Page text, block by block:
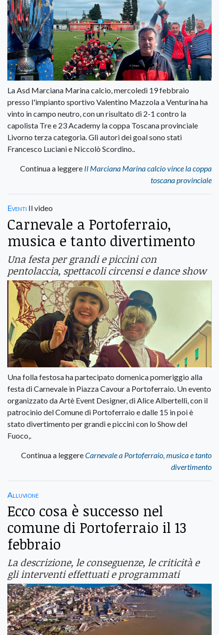
La Asd Marciana Marina calcio, mercoledì 19 febbraio
presso l'impianto sportivo Valentino Mazzola a Venturina ha
vinto in campo neutro, con un risultato di 2-1 contro la
capolista Tre e 23 Academy la coppa Toscana provinciale
Livorno terza categoria. Gli autori dei goal sono stati
Francesco Luciani e Niccolò Scordino..
Continua a leggere Il Marciana Marina calcio vince la coppa
toscana provinciale
Eventi Il video
Carnevale a Portoferraio,
musica e tanto divertimento
Una festa per grandi e piccini con
pentolaccia, spettacoli circensi e dance show
Una folla festosa ha partecipato domenica pomeriggio alla
festa di Carnevale in Piazza Cavour a Portoferraio. Un evento
organizzato da Artè Event Designer, di Alice Albertelli, con il
patrocinio del Comune di Portoferraio e dalle 15 in poi è
stato divertimento per grandi e piccini con lo Show del
Fuoco,.
Continua a leggereCarnevale a Portoferraio, musica e tanto
divertimento
Alluvione
Ecco cosa è successo nel
comune di Portoferraio il 13
febbraio
La descrizione, le conseguenze, le criticità e
gli interventi effettuati e programmati